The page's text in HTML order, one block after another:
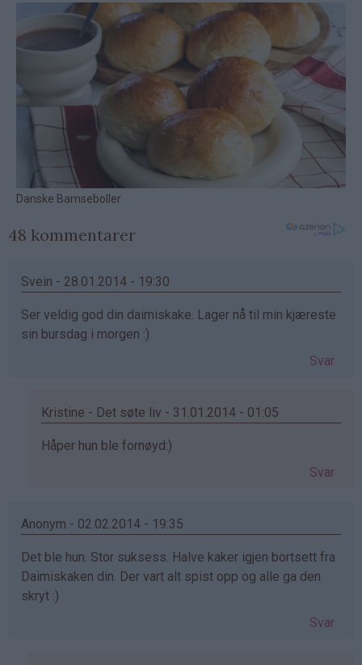
48 kommentarer
Svein - 28.01.2014 - 19:30
Ser veldig god din daimiskake. Lager nå til min kjæreste
sin bursdag i morgen :)
Svar
Kristine - Det søte liv - 31.01.2014 - 01:05
Som
Svein
bekreftet)
Håper hun ble fornøyd:)
Svar
Anonym - 02.02.2014 - 19:35
Det ble hun. Stor suksess. Halve kaker igjen bortsett fra
Daimiskaken din. Der vart alt spist opp og alle ga den
skryt :)
Svar